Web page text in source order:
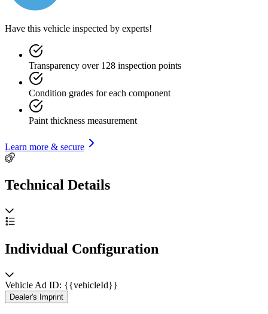
Have this vehicle inspected by experts!
Transparency over 128 inspection points
Condition grades for each component
Paint thickness measurement
Learn more & secure
Technical Details
Individual Configuration
Vehicle Ad ID: {{vehicleId}}
Dealer's Imprint